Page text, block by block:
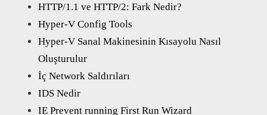
HTTP/1.1 ve HTTP/2: Fark Nedir?
Hyper-V Config Tools
Hyper-V Sanal Makinesinin Kısayolu Nasıl
Oluşturulur
İç Network Saldırıları
IDS Nedir
IE Prevent running First Run Wizard